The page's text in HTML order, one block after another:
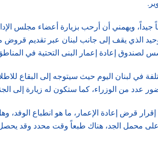
ويهمني أن أرحب بزيارة أعضاء مجلس
الذي يقف إلى جانب لبنان عبر تقديم
لصندوق إعادة إعمار البنى التحتية في
في لبنان اليوم حيث سيتوجه إلى البقاع
عدد من الوزراء، كما ستكون له زيارة إلى
قرض إعادة الإعمار، ما هو انطباع
على محمل الجد، هناك طبعاً وقت محدد وقد